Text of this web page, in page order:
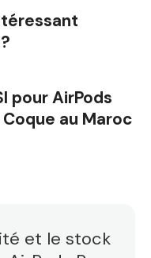
pour AirPods
au Maroc
et le stock